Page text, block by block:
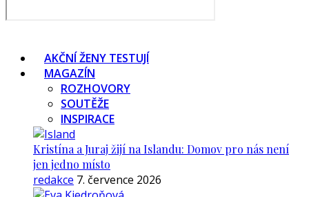
AKČNÍ ŽENY TESTUJÍ
MAGAZÍN
ROZHOVORY
SOUTĚŽE
INSPIRACE
Kristína a Juraj žijí na Islandu: Domov pro nás není
jen jedno místo
redakce 7. července 2026